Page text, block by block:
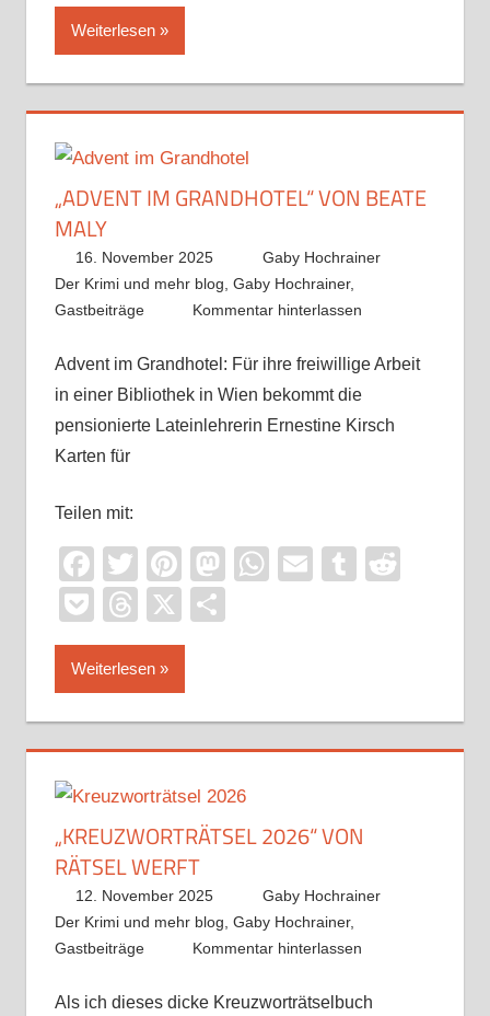
Weiterlesen
„ADVENT IM GRANDHOTEL“ VON BEATE
MALY
16. November 2025
Gaby Hochrainer
Der Krimi und mehr blog, Gaby Hochrainer,
Gastbeiträge
Kommentar hinterlassen
Advent im Grandhotel: Für ihre freiwillige Arbeit
in einer Bibliothek in Wien bekommt die
pensionierte Lateinlehrerin Ernestine Kirsch
Karten für
Teilen mit:
Facebook
TwitterPinterest
Mastodon
WhatsApp
EmailTumblr
PocketThreads
X
Weiterlesen
„KREUZWORTRÄTSEL 2026“ VON
RÄTSEL WERFT
12. November 2025
Gaby Hochrainer
Der Krimi und mehr blog, Gaby Hochrainer,
Gastbeiträge
Kommentar hinterlassen
Als ich dieses dicke Kreuzworträtselbuch